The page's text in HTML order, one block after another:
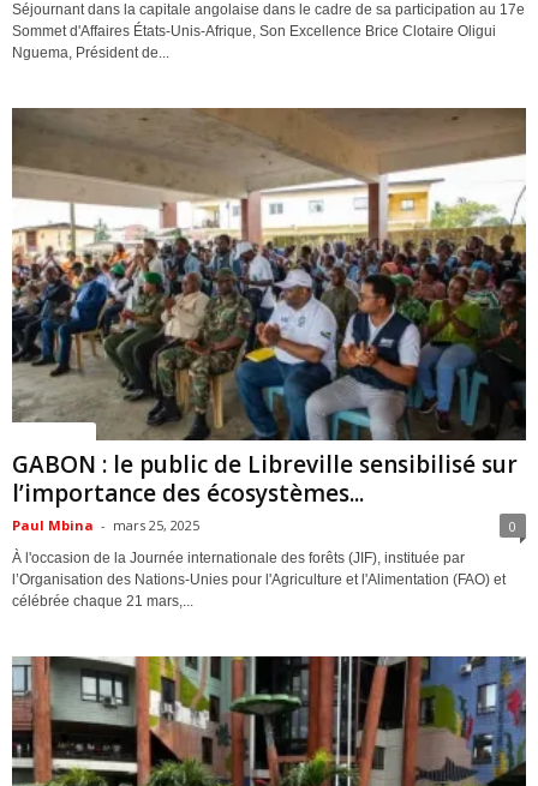
Séjournant dans la capitale angolaise dans le cadre de sa participation au 17e
Sommet d'Affaires États-Unis-Afrique, Son Excellence Brice Clotaire Oligui
Nguema, Président de...
GABON : le public de Libreville sensibilisé sur
l’importance des écosystèmes...
Paul Mbina - mars 25, 2025 0
À l'occasion de la Journée internationale des forêts (JIF), instituée par
l’Organisation des Nations-Unies pour l'Agriculture et l'Alimentation (FAO) et
célébrée chaque 21 mars,...